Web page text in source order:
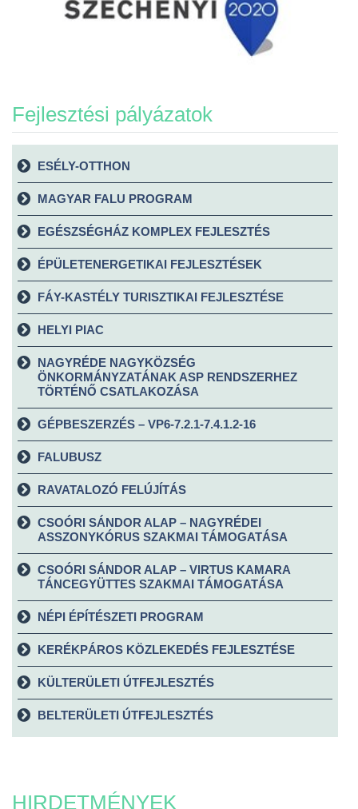
Fejlesztési pályázatok
ESÉLY-OTTHON
MAGYAR FALU PROGRAM
EGÉSZSÉGHÁZ KOMPLEX FEJLESZTÉS
ÉPÜLETENERGETIKAI FEJLESZTÉSEK
FÁY-KASTÉLY TURISZTIKAI FEJLESZTÉSE
HELYI PIAC
NAGYRÉDE NAGYKÖZSÉG
ÖNKORMÁNYZATÁNAK ASP RENDSZERHEZ
TÖRTÉNŐ CSATLAKOZÁSA
GÉPBESZERZÉS – VP6-7.2.1-7.4.1.2-16
FALUBUSZ
RAVATALOZÓ FELÚJÍTÁS
CSOÓRI SÁNDOR ALAP – NAGYRÉDEI
ASSZONYKÓRUS SZAKMAI TÁMOGATÁSA
CSOÓRI SÁNDOR ALAP – VIRTUS KAMARA
TÁNCEGYÜTTES SZAKMAI TÁMOGATÁSA
NÉPI ÉPÍTÉSZETI PROGRAM
KERÉKPÁROS KÖZLEKEDÉS FEJLESZTÉSE
KÜLTERÜLETI ÚTFEJLESZTÉS
BELTERÜLETI ÚTFEJLESZTÉS
HIRDETMÉNYEK